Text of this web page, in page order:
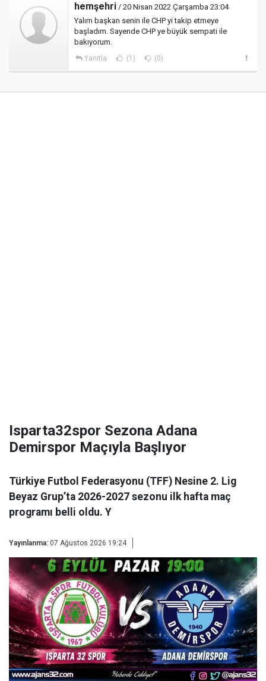
hemşehri / 20 Nisan 2022 Çarşamba 23:04
Yalım başkan senin ile CHP yi takip etmeye
başladım. Sayende CHP ye büyük sempati ile
bakıyorum.
Yanıtla (1) (0)
Isparta32spor Sezona Adana
Demirspor Maçıyla Başlıyor
Türkiye Futbol Federasyonu (TFF) Nesine 2. Lig
Beyaz Grup’ta 2026-2027 sezonu ilk hafta maç
programı belli oldu. Y
Yayınlanma: 07 Ağustos 2026 19:24